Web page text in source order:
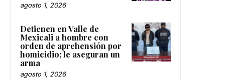
agosto 1, 2026
Detienen en Valle de
Mexicali a hombre con
orden de aprehensión por
homicidio; le aseguran un
arma
agosto 1, 2026